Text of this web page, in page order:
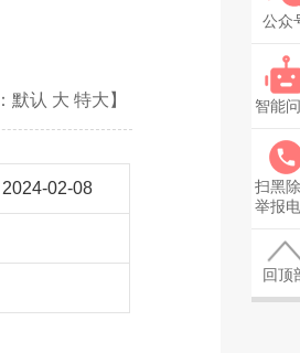
默认 大 特大 】
2024-02-08
公众
智能
扫黑
举报
回顶